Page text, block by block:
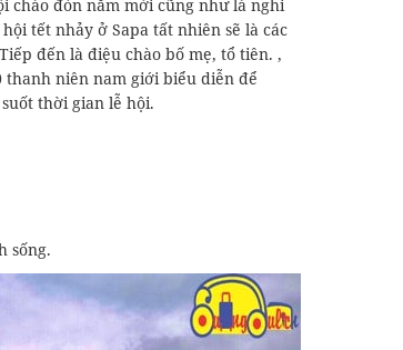
chào đón năm mới cũng như là nghi
tết nhảy ở Sapa tất nhiên sẽ là các
đến là điệu chào bố mẹ, tổ tiên. ,
thanh niên nam giới biểu diễn để
thời gian lễ hội.
sống.